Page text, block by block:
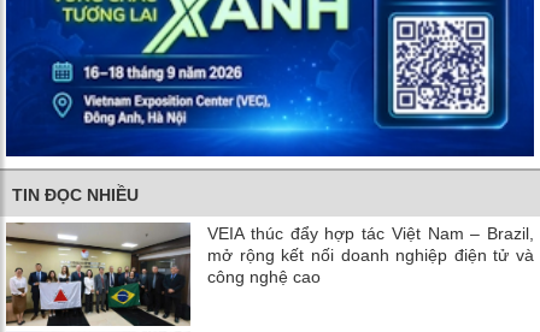
TIN ĐỌC NHIỀU
VEIA thúc đẩy hợp tác Việt Nam – Brazil,
mở rộng kết nối doanh nghiệp điện tử và
công nghệ cao